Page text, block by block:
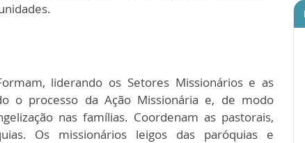
liderando os Setores Missionários e as
o processo da Ação Missionária e, de modo
nas famílias. Coordenam as pastorais,
Os missionários leigos das paróquias e